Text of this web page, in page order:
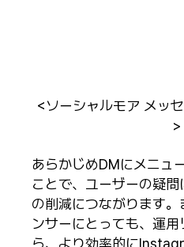
<ソーシャルモア メッ
>
あらかじめDMにメニュ
ことで、ユーザーの疑
の削減につながります
ンサーにとっても、運
ら、より効率的に